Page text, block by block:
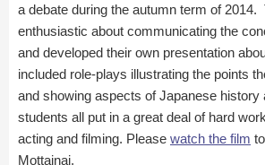
a debate during the autumn term of
enthusiastic about communicating the
and developed their own presentation
included role-plays illustrating the points
and showing aspects of Japanese history
students all put in a great deal of hard
acting and filming. Please watch the film
Mottainai.